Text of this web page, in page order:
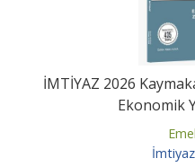
İMTİYAZ 2026
Ekonomik
İmtiyaz